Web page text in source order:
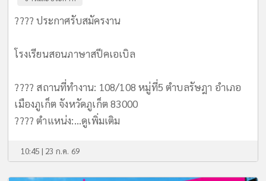
???? ประกาศรับสมัครงาน
โรงเรียนสอนภาษาสปีคเอเบิล
???? สถานที่ทำงาน: 108/108 หมู่ที่5 ตำบลรัษฎา อำเภอ
เมืองภูเก็ต จังหวัดภูเก็ต 83000
???? ตำแหน่ง:...ดูเพิ่มเติม
10:45 | 23 ก.ค. 69